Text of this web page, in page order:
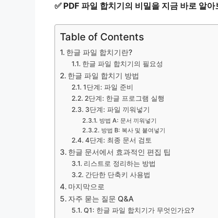
✅ PDF 파일 합치기의 비밀을 지금 바로 알
Table of Contents
한글 파일 합치기란?
한글 파일 합치기의 필요성
한글 파일 합치기 방법
1단계: 파일 준비
2단계: 한글 프로그램 실행
3단계: 파일 끼워넣기
방법 A: 문서 끼워넣기
방법 B: 복사 및 붙여넣기
4단계: 최종 문서 검토
한글 문서에서 효과적인 편집 팁
리스트로 정리하는 방법
간단한 단축키 사용법
마지막으로
자주 묻는 질문 Q&A
Q1: 한글 파일 합치기가 무엇인가요?